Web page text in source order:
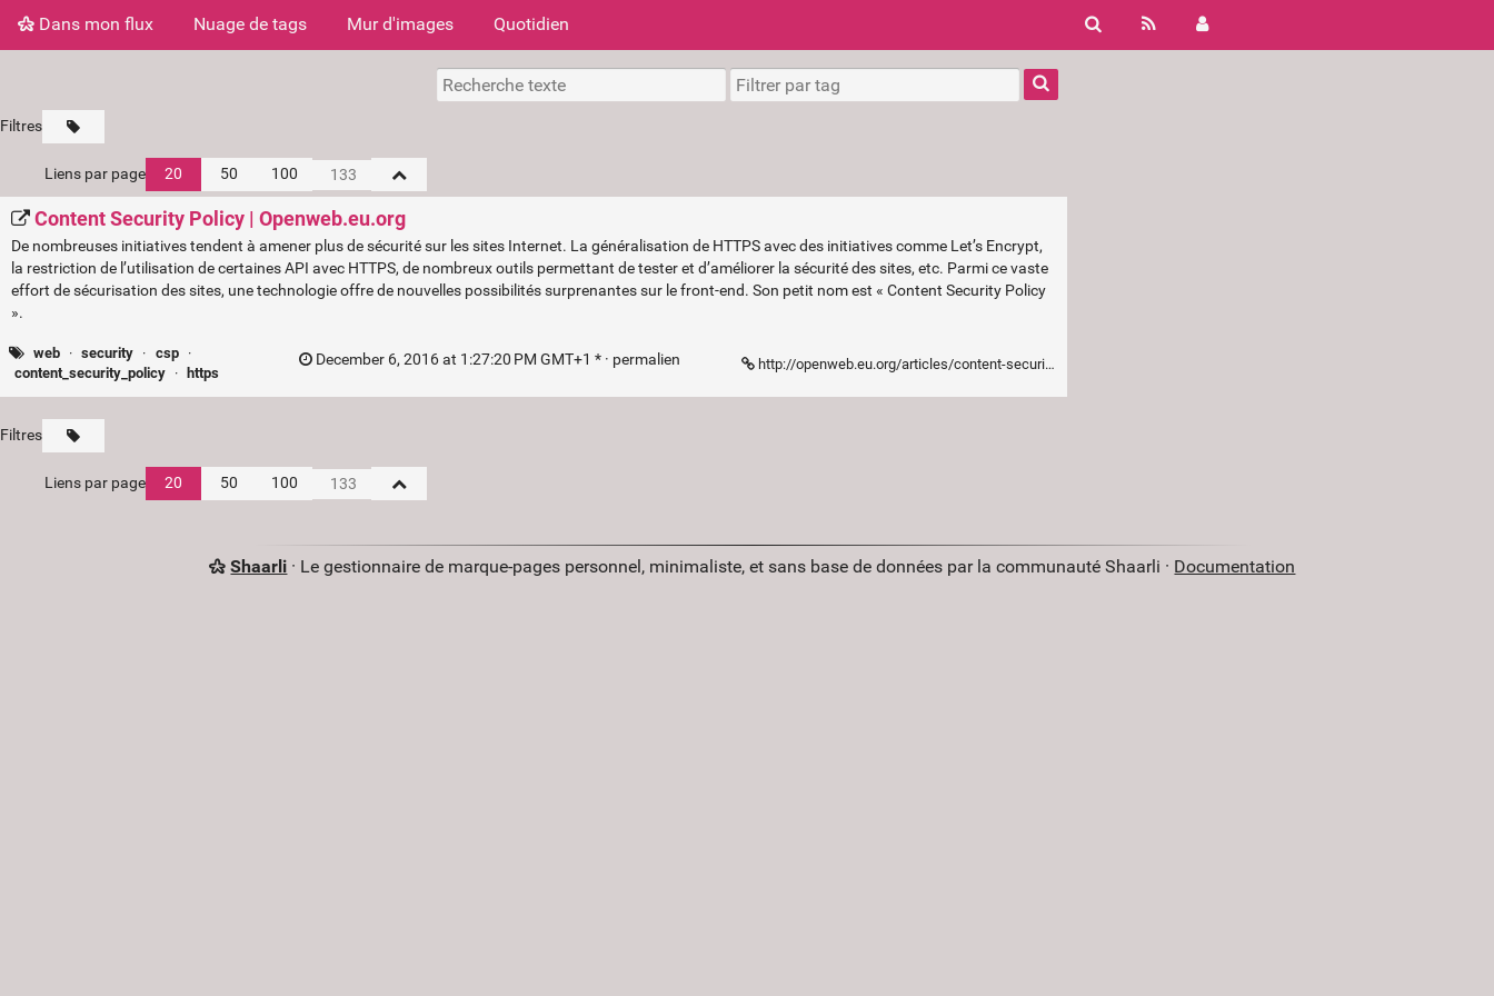
Dans mon flux Nuage de tags Mur d'images Quotidien
Filtres
Liens par page 20 50 100
Content Security Policy | Openweb.eu.org
De nombreuses initiatives tendent à amener plus de sécurité sur les sites Internet. La généralisation de HTTPS avec des initiatives comme Let’s Encrypt,
la restriction de l’utilisation de certaines API avec HTTPS, de nombreux outils permettant de tester et d’améliorer la sécurité des sites, etc. Parmi ce vaste
effort de sécurisation des sites, une technologie offre de nouvelles possibilités surprenantes sur le front-end. Son petit nom est « Content Security Policy
».
web · security · csp
·
content_security_policy · https
December 6, 2016 at 1:27:20 PM GMT+1 * · permalien http://openweb.eu.org/articles/content-security-policy
Filtres
Liens par page 20 50 100
Shaarli · Le gestionnaire de marque-pages personnel, minimaliste, et sans base de données par la communauté Shaarli · Documentation